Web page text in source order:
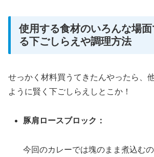
使用する食材のいろんな場面
る下ごしらえや調理方法
せっかく材料買うてきたんやったら、
ように賢く下ごしらえしとこか！
豚肩ロースブロック：
今回のカレーでは塊のまま煮込む